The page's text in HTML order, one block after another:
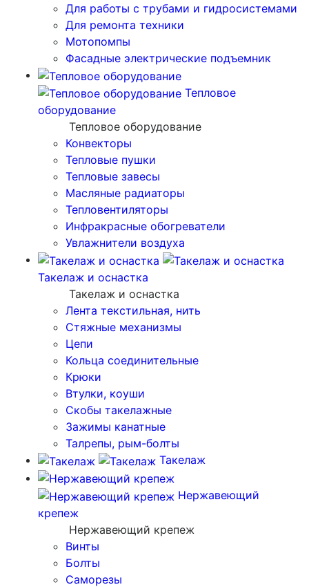
Для работы с трубами и гидросистемами
Для ремонта техники
Мотопомпы
Фасадные электрические подъемник
Тепловое
оборудование
Тепловое оборудование
Конвекторы
Тепловые пушки
Тепловые завесы
Масляные радиаторы
Тепловентиляторы
Инфракрасные обогреватели
Увлажнители воздуха
Такелаж и оснастка
Такелаж и оснастка
Лента текстильная, нить
Стяжные механизмы
Цепи
Кольца соединительные
Крюки
Втулки, коуши
Скобы такелажные
Зажимы канатные
Талрепы, рым-болты
Такелаж
Нержавеющий
крепеж
Нержавеющий крепеж
Винты
Болты
Саморезы